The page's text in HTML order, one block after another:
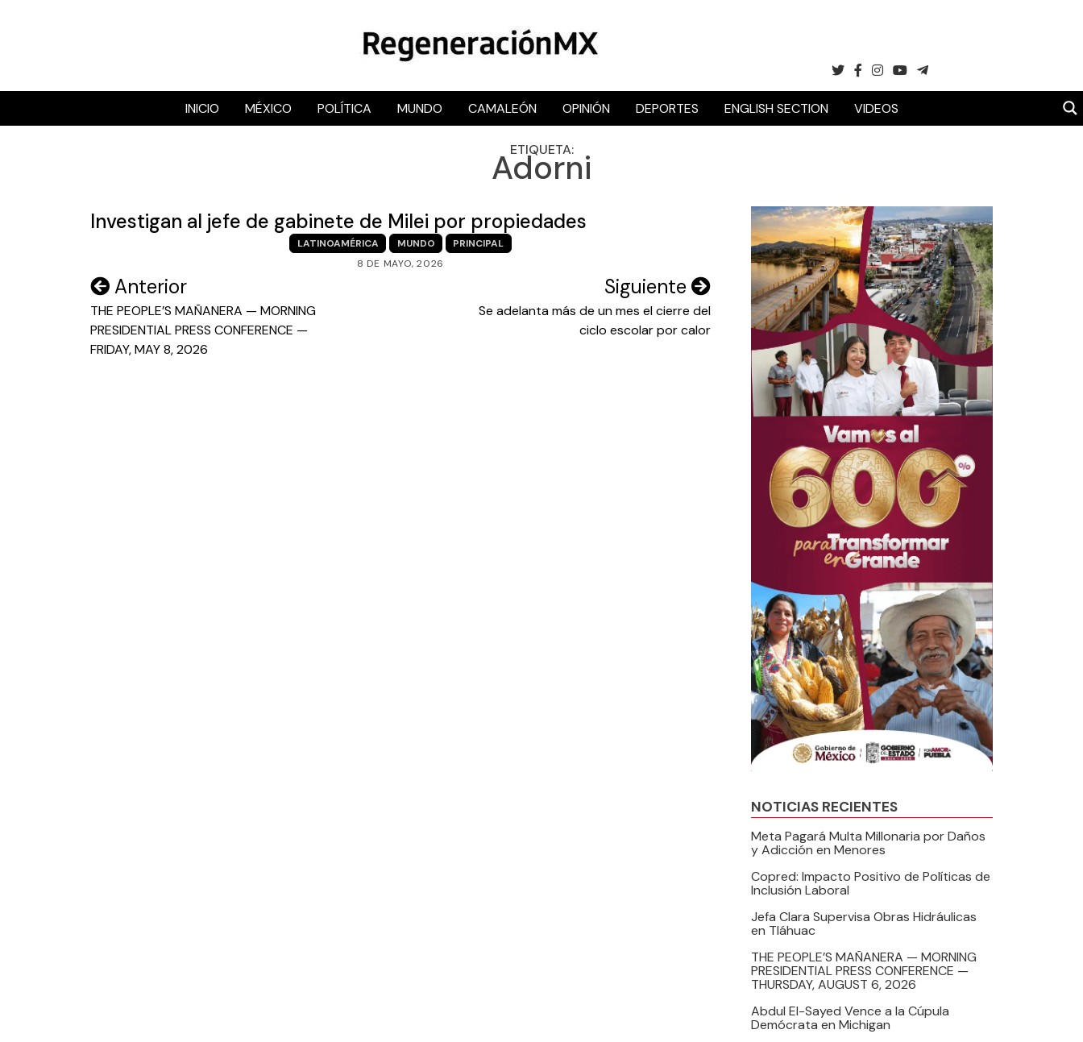
RegeneraciónMX
Sitio de noticias libre e independiente
INICIO MÉXICO POLÍTICA MUNDO CAMALEÓN OPINIÓN DEPORTES ENGLISH SECTION VIDEOS
ETIQUETA:
Adorni
Investigan al jefe de gabinete de Milei por propiedades
LATINOAMÉRICA MUNDO
PRINCIPAL
8 DE MAYO, 2026
Navegación
de
entradas
Anterior
THE PEOPLE’S MAÑANERA — MORNING
PRESIDENTIAL PRESS CONFERENCE —
FRIDAY, MAY 8, 2026
Siguiente
Se adelanta más de un mes el cierre del
ciclo escolar por calor
NOTICIAS RECIENTES
Meta Pagará Multa Millonaria por Daños
y Adicción en Menores
Copred: Impacto Positivo de Políticas de
Inclusión Laboral
Jefa Clara Supervisa Obras Hidráulicas
en Tláhuac
THE PEOPLE’S MAÑANERA — MORNING
PRESIDENTIAL PRESS CONFERENCE —
THURSDAY, AUGUST 6, 2026
Abdul El-Sayed Vence a la Cúpula
Demócrata en Michigan